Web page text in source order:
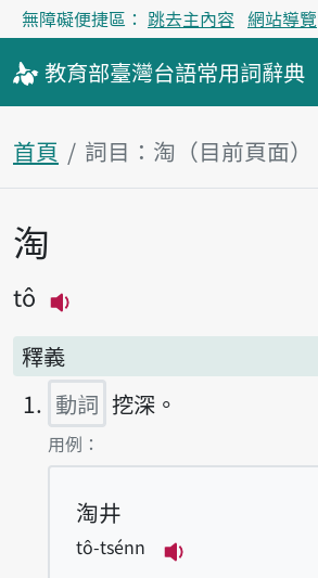
無障礙便捷區： 跳去主內容 網站導覽
教育部臺灣台語常用詞辭典
首頁 詞目：淘（目前頁面）
主內容區塊
淘
tô
釋義
動詞 挖深。
第1項釋義的
用例：
淘井
tô-tsénn